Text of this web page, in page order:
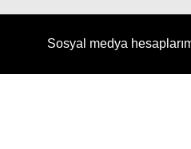
Sosyal medya